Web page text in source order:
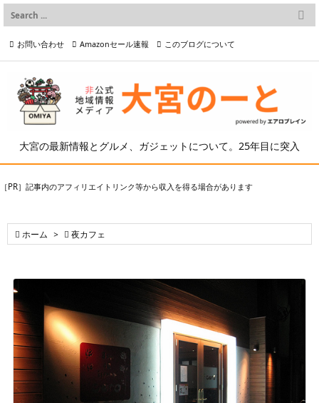
大宮の最新情報とグルメ、ガジェットについて。25年目に突入

メニュー

検索
お問い合わせ Amazonセール速報 このブログについて
プライバシーポリシー等
［PR］記事内のアフィリエイトリンク等から収入を得る場合があります
 ホーム >  夜カフェ